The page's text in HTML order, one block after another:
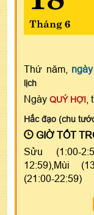
Tháng 6
Thứ năm,
lịch
Ngày QUÝ HỢI
Hắc đạo (chu
GIỜ TỐT
Sửu (1:00-
12:59),Mùi
(21:00-22:59)